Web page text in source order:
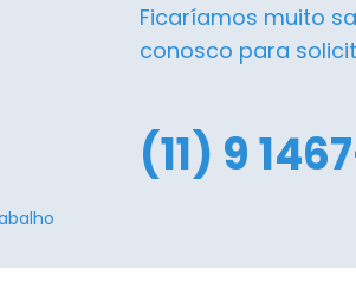
Ficaríamos muito
conosco para
(11) 9